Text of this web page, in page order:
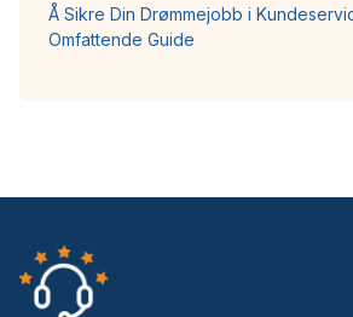
Å Sikre Din Drømmejobb i
Omfattende Guide